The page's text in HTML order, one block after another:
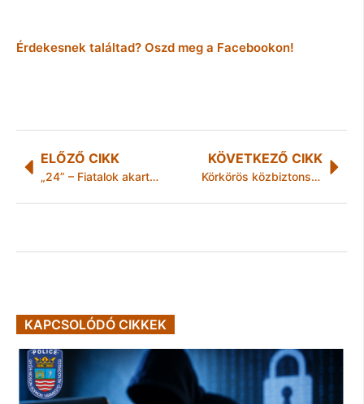
Érdekesnek találtad? Oszd meg a Facebookon!
ELŐZŐ CIKK
„24” – Fiatalok akartak felborítani egy autót – Rendőrségi hírek Borsod-Abaúj-Zemplén megyéből
KÖVETKEZŐ CIKK
Körkörös közbiztonság Putnokon
KAPCSOLÓDÓ CIKKEK